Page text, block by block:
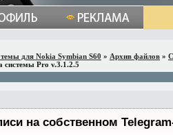
для Nokia Symbian S60 » Архив файлов »
системы Pro v.3.1.2.5
на собственном